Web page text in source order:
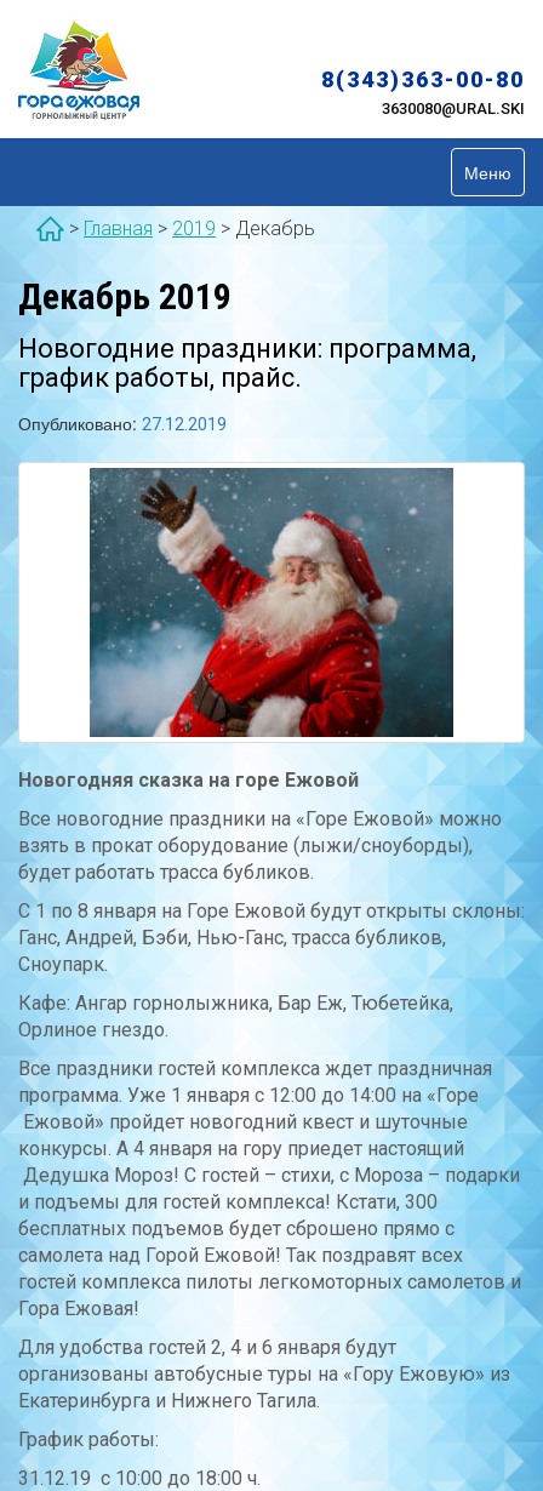
content
8(343)363-00-80
3630080@URAL.SKI
Меню
> Главная > 2019 > Декабрь
Декабрь 2019
Новогодние праздники: программа,
график работы, прайс.
Опубликовано: 27.12.2019
Новогодняя сказка на горе Ежовой
Все новогодние праздники на «Горе Ежовой» можно
взять в прокат оборудование (лыжи/сноуборды),
будет работать трасса бубликов.
С 1 по 8 января на Горе Ежовой будут открыты склоны:
Ганс, Андрей, Бэби, Нью-Ганс, трасса бубликов,
Сноупарк.
Кафе: Ангар горнолыжника, Бар Еж, Тюбетейка,
Орлиное гнездо.
Все праздники гостей комплекса ждет праздничная
программа. Уже 1 января с 12:00 до 14:00 на «Горе
Ежовой» пройдет новогодний квест и шуточные
конкурсы. А 4 января на гору приедет настоящий
Дедушка Мороз! С гостей – стихи, с Мороза – подарки
и подъемы для гостей комплекса! Кстати, 300
бесплатных подъемов будет сброшено прямо с
самолета над Горой Ежовой! Так поздравят всех
гостей комплекса пилоты легкомоторных самолетов и
Гора Ежовая!
Для удобства гостей 2, 4 и 6 января будут
организованы автобусные туры на «Гору Ежовую» из
Екатеринбурга и Нижнего Тагила.
График работы:
31.12.19 с 10:00 до 18:00 ч.